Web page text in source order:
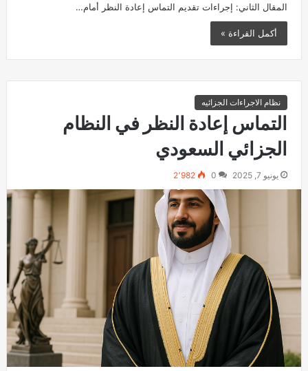
المقال الثاني: إجراءات تقديم التماس إعادة النظر أمام…
أكمل القراءة »
نظام الاجراءات الجزائيه
التماس إعادة النظر في النظام
الجزائي السعودي
يونيو 7, 2025 0 2٬982